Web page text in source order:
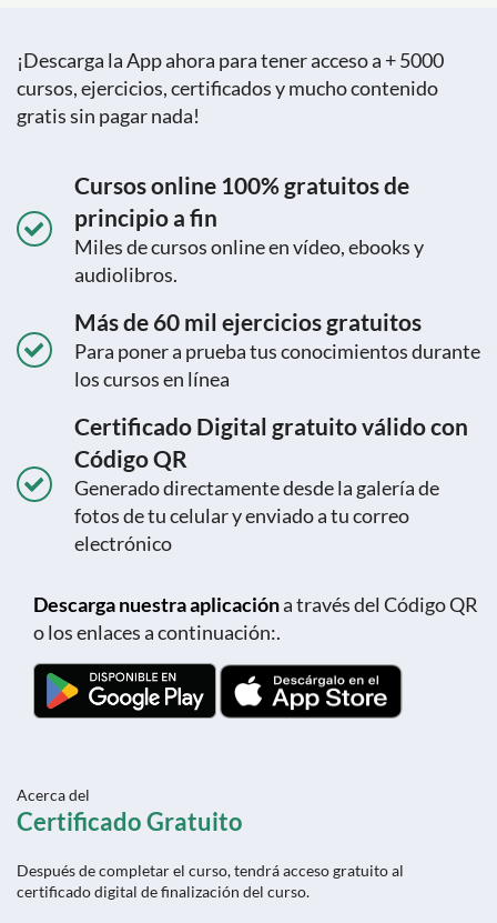
¡Descarga la App ahora para tener acceso a + 5000
cursos, ejercicios, certificados y mucho contenido
gratis sin pagar nada!
Cursos online 100% gratuitos de
principio a fin
Miles de cursos online en vídeo, ebooks y
audiolibros.
Más de 60 mil ejercicios gratuitos
Para poner a prueba tus conocimientos durante
los cursos en línea
Certificado Digital gratuito válido con
Código QR
Generado directamente desde la galería de
fotos de tu celular y enviado a tu correo
electrónico
Descarga nuestra aplicacióna través del Código QR
o los enlaces a continuación:.
Acerca del
Certificado Gratuito
Después de completar el curso, tendrá acceso gratuito al
certificado digital de finalización del curso.